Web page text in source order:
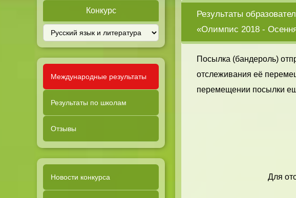
Конкурс
Международные результаты
Результаты по школам
Отзывы
Новости конкурса
Результаты
«Олимпис 2018 -
Посылка (бандероль)
отслеживания её
перемещении посылки
Для